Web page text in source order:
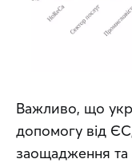
Важливо, що
допомогу від
заощадження